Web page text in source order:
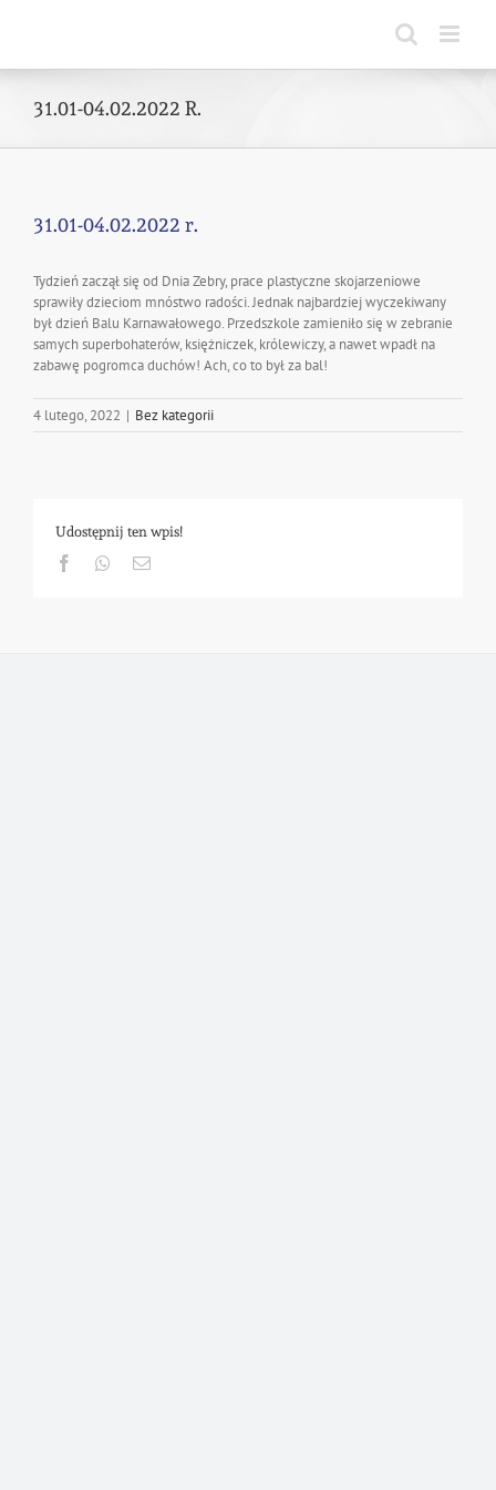
31.01-04.02.2022 R.
31.01-04.02.2022 r.
Tydzień zaczął się od Dnia Zebry, prace plastyczne skojarzeniowe
sprawiły dzieciom mnóstwo radości. Jednak najbardziej wyczekiwany
był dzień Balu Karnawałowego. Przedszkole zamieniło się w zebranie
samych superbohaterów, księżniczek, królewiczy, a nawet wpadł na
zabawę pogromca duchów! Ach, co to był za bal!
4 lutego, 2022 | Bez kategorii
Udostępnij ten wpis!
FacebookWhatsapp
Email